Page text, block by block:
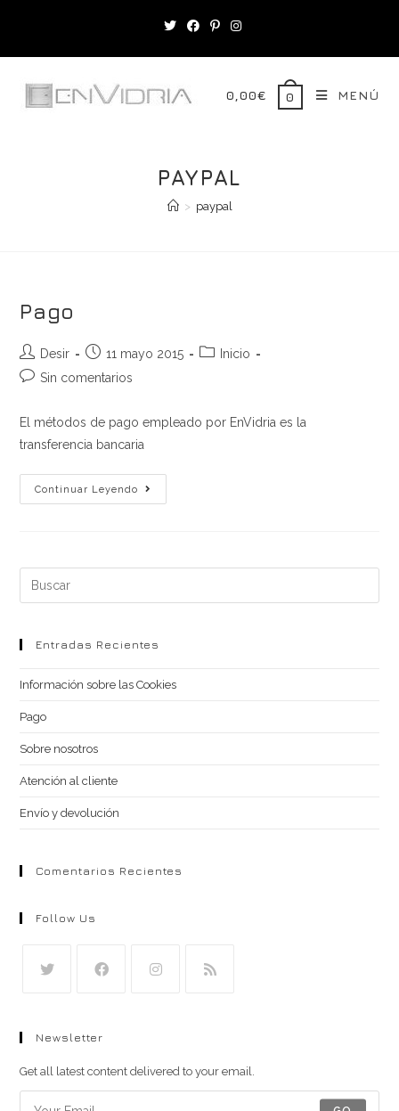
contenido
0,00€ 0 MENÚ
PAYPAL
> paypal
Pago
Autor
de
Desir
Publicación
11 mayo 2015
Categoría
Inicio
Comentarios
Sin comentarios
El métodos de pago empleado por EnVidria es la
transferencia bancaria
Continuar Leyendo Pago
Buscar
en
webEntradas Recientes
Información sobre las Cookies
Pago
Sobre nosotros
Atención al cliente
Envío y devolución
Comentarios Recientes
Follow Us
en
una
nueva
una
nueva
una
nueva
una
nueva
Newsletter
Get all latest content delivered to your email.